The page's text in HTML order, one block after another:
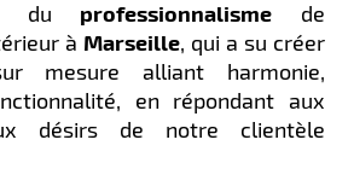
du professionnalisme de
à Marseille, qui a su créer
mesure alliant harmonie,
en répondant aux
désirs de notre clientèle